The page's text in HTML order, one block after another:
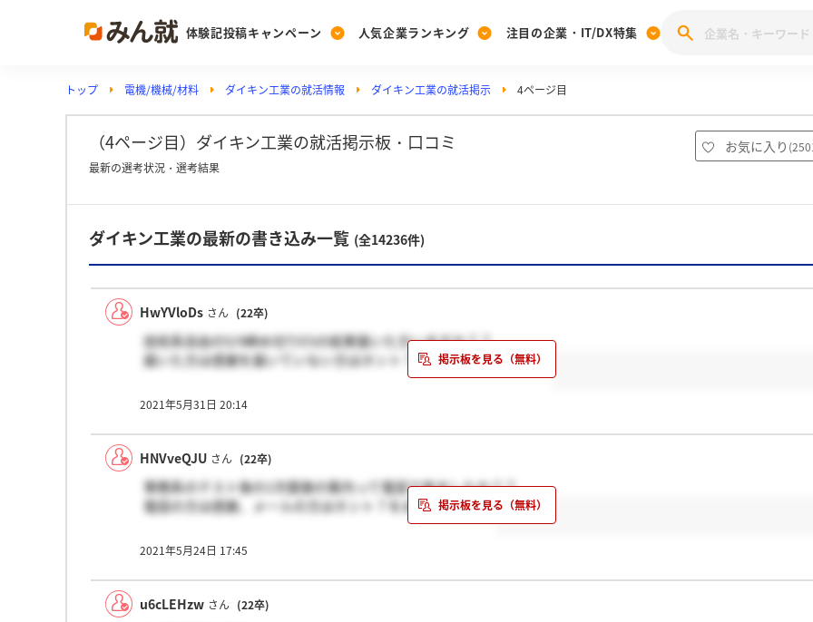
体験記投稿キャンペーン
Post
投稿する
[27卒] 本選考体験記投稿キャンペーン
人気企業ランキング
Ranking
ランキングを見る
Vote
投票する
注目の企業・IT/DX特集
PickUp
注目の企業特集
動画で知ろう！業界・企業研究
トップ 電機/機械/材料 ダイキン工業の就活情報 ダイキン工業の就活掲示 4ページ目
（4ページ目）ダイキン工業の就活掲示板・口コミ お気に入り (
最新の選考状況・選考結果
ダイキン工業の最新の書き込み一覧 (全14236件)
HwYVloDs さん (22卒)
技術系自由の5/9締め切りESの結果届いた方いますか？？
届いた方は感謝を届いていない方はホント？を宜しくお願いします
2021年5月31日 20:14
HNVveQJU さん (22卒)
事務系のテスト後の1次面接の案内って電話で来ましたか？？
電話の方は感謝、メールの方はホント？をお願いします。
2021年5月24日 17:45
u6cLEHzw さん (22卒)